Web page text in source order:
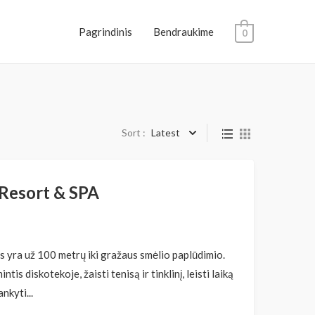
Pagrindinis Bendraukime 0
Sort : Latest
& SPA
yra už 100 metrų iki gražaus smėlio paplūdimio.
diskotekoje, žaisti tenisą ir tinklinį, leisti laiką